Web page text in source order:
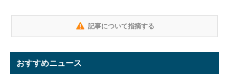
記事について指摘する
おすすめニュース